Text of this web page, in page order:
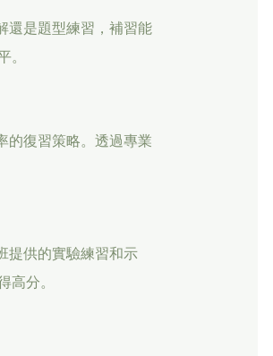
還是題型練習，補習能
的復習策略。透過專業
提供的實驗練習和示
分。